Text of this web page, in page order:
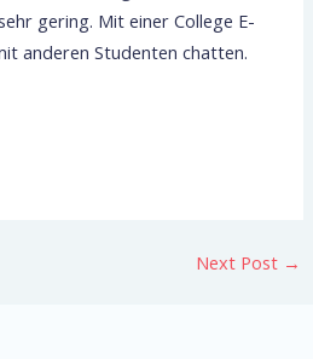
gering. Mit einer College E-
anderen Studenten chatten.
Next Post →